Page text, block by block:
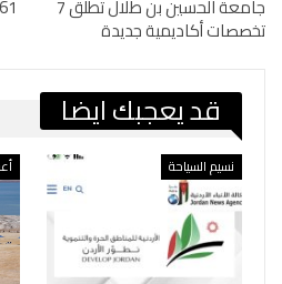
جامعة الحسين بن طلال تطلق 7
تخصصات أكاديمية جديدة
61 شهيدا في غزة خلال 24 ساعة
قد يعجبك ايضا
نسيم السياحة